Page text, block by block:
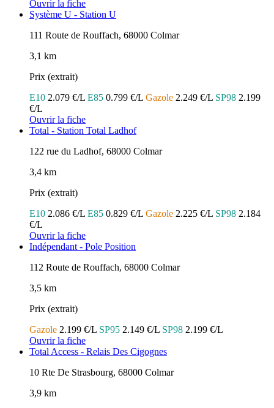
Ouvrir la fiche
Système U - Station U
111 Route de Rouffach, 68000 Colmar
3,1 km
Prix (extrait)
E10 2.079 €/L E85 0.799 €/L Gazole 2.249 €/L SP98 2.199
€/L
Ouvrir la fiche
Total - Station Total Ladhof
122 rue du Ladhof, 68000 Colmar
3,4 km
Prix (extrait)
E10 2.086 €/L E85 0.829 €/L Gazole 2.225 €/L SP98 2.184
€/L
Ouvrir la fiche
Indépendant - Pole Position
112 Route de Rouffach, 68000 Colmar
3,5 km
Prix (extrait)
Gazole 2.199 €/L SP95 2.149 €/L SP98 2.199 €/L
Ouvrir la fiche
Total Access - Relais Des Cigognes
10 Rte De Strasbourg, 68000 Colmar
3,9 km